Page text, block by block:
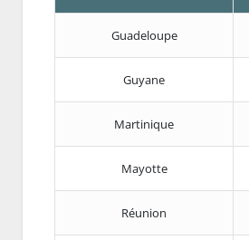
Guadeloupe
Guyane
Martinique
Mayotte
Réunion